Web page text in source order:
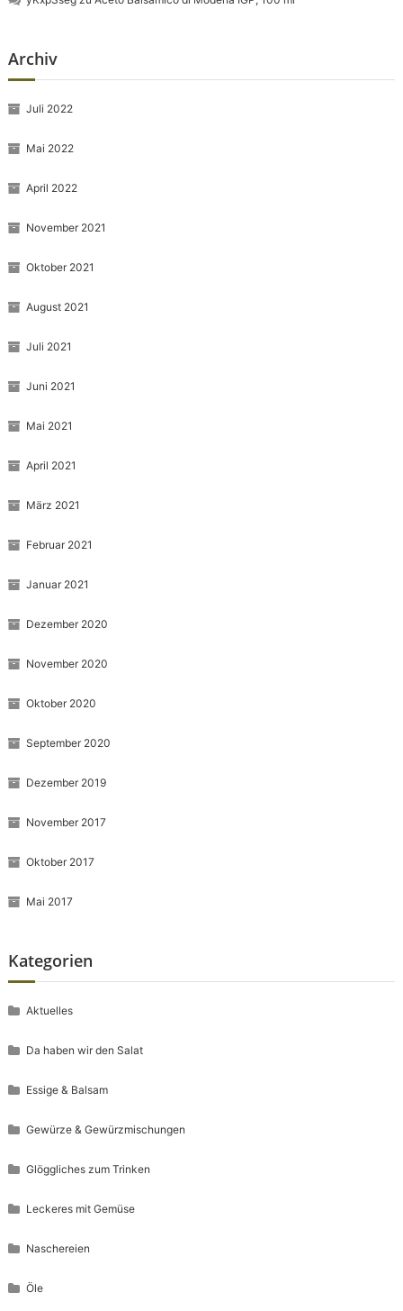
Archiv
Juli 2022
Mai 2022
April 2022
November 2021
Oktober 2021
August 2021
Juli 2021
Juni 2021
Mai 2021
April 2021
März 2021
Februar 2021
Januar 2021
Dezember 2020
November 2020
Oktober 2020
September 2020
Dezember 2019
November 2017
Oktober 2017
Mai 2017
Kategorien
Aktuelles
Da haben wir den Salat
Essige & Balsam
Gewürze & Gewürzmischungen
Glöggliches zum Trinken
Leckeres mit Gemüse
Naschereien
Öle